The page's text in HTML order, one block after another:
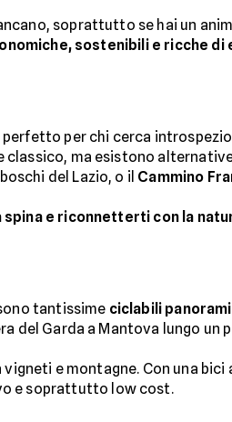
soprattutto se hai un
sostenibili e ricche di
perfetto per chi cerca
classico, ma esistono
del Lazio, o il Cammino
spina e riconnetterti con la
tantissime ciclabili
del Garda a Mantova lungo un
e montagne. Con una bici
e soprattutto low cost.